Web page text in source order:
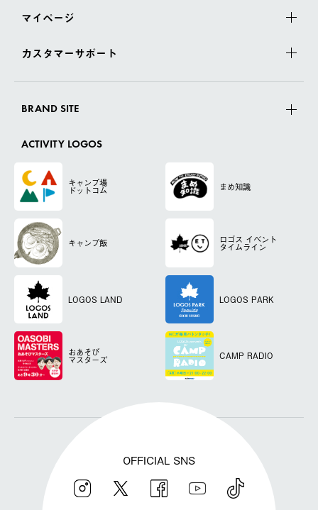
マイページ
カスタマーサポート
BRAND SITE
ACTIVITY LOGOS
キャンプ場
ドットコム まめ知識
キャンプ飯 ロゴス イベント
タイムライン
LOGOS LAND LOGOS PARK
おあそび
マスターズ CAMP RADIO
OFFICIAL SNS